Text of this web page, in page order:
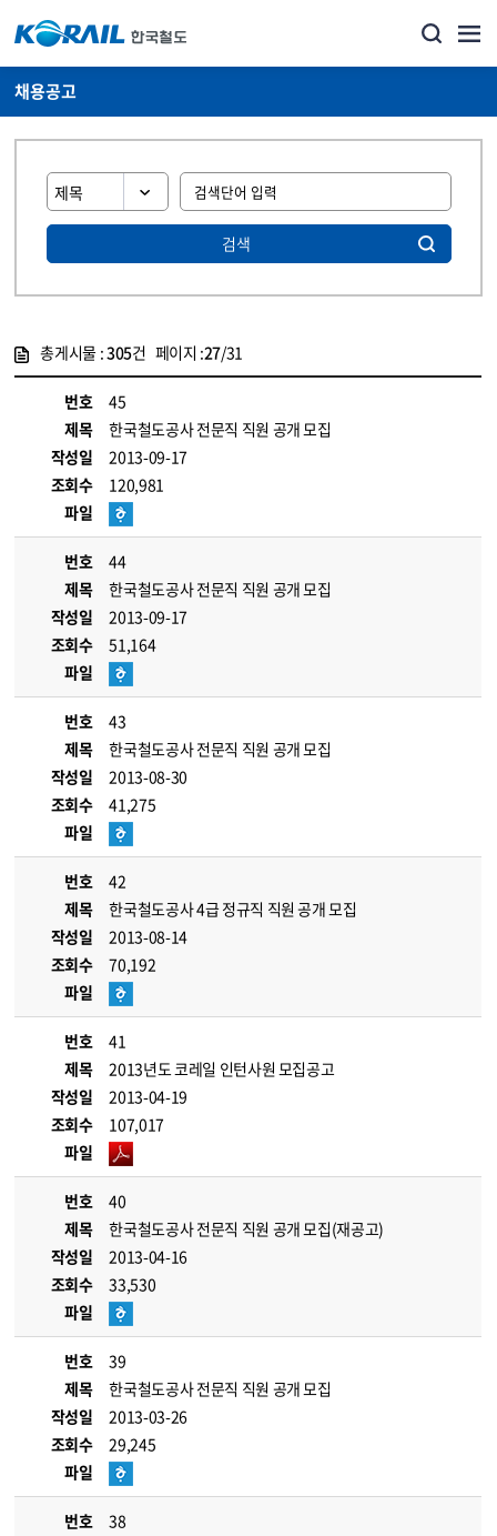
채용공고
검색
총게시물 :305건 페이지 :27/31
번호
45
제목
한국철도공사 전문직 직원 공개 모집
작성일
2013-09-17
조회수
120,981
파일
번호
44
제목
한국철도공사 전문직 직원 공개 모집
작성일
2013-09-17
조회수
51,164
파일
번호
43
제목
한국철도공사 전문직 직원 공개 모집
작성일
2013-08-30
조회수
41,275
파일
번호
42
제목
한국철도공사 4급 정규직 직원 공개 모집
작성일
2013-08-14
조회수
70,192
파일
번호
41
제목
2013년도 코레일 인턴사원 모집공고
작성일
2013-04-19
조회수
107,017
파일
번호
40
제목
한국철도공사 전문직 직원 공개 모집(재공고)
작성일
2013-04-16
조회수
33,530
파일
번호
39
제목
한국철도공사 전문직 직원 공개 모집
작성일
2013-03-26
조회수
29,245
파일
번호
38